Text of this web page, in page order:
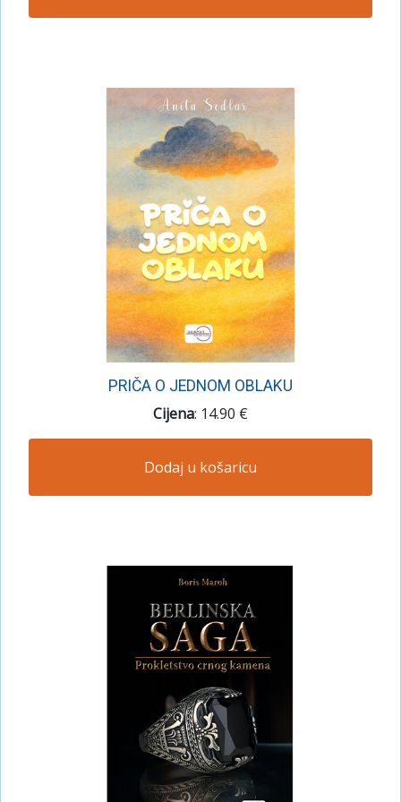
PRIČA O JEDNOM OBLAKU
Cijena: 14.90 €
Dodaj u košaricu